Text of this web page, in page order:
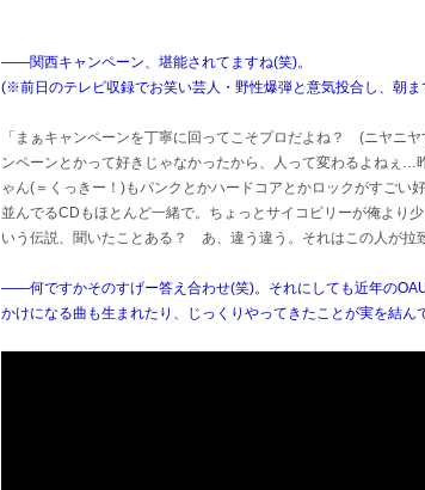
――関西キャンペーン、堪能されてますね(笑)。
(※前日のテレビ収録でお笑い芸人・野性爆弾と意気投合し、朝
「まぁキャンペーンを丁寧に回ってこそプロだよね？ (ニヤニ
ンペーンとかって好きじゃなかったから、人って変わるよねぇ…
ゃん(＝くっきー！)もパンクとかハードコアとかロックがすごい
並んでるCDもほとんど一緒で。ちょっとサイコビリーが俺より
いう伝説、聞いたことある？ あ、違う違う。それはこの人が拉
――何ですかそのすげー答え合わせ(笑)。それにしても近年の
かけになる曲も生まれたり、じっくりやってきたことが実を結ん